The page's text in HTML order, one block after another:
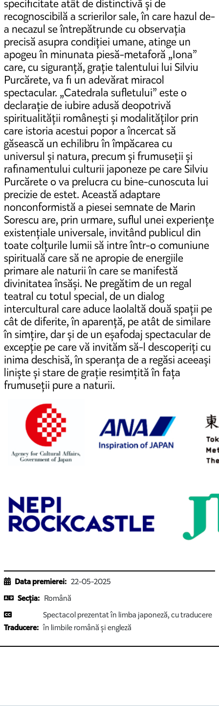
specificitate atât de distinctivă și de
recognoscibilă a scrierilor sale, în care hazul de-
a necazul se întrepătrunde cu observația
precisă asupra condiției umane, atinge un
apogeu în minunata piesă-metaforă „Iona”
care, cu siguranță, grație talentului lui Silviu
Purcărete, va fi un adevărat miracol
spectacular. „Catedrala sufletului” este o
declarație de iubire adusă deopotrivă
spiritualității românești și modalităților prin
care istoria acestui popor a încercat să
găsească un echilibru în împăcarea cu
universul și natura, precum și frumuseții și
rafinamentului culturii japoneze pe care Silviu
Purcărete o va prelucra cu bine-cunoscuta lui
precizie de estet. Această adaptare
nonconformistă a piesei semnate de Marin
Sorescu are, prin urmare, suflul unei experiențe
existențiale universale, invitând publicul din
toate colțurile lumii să intre într-o comuniune
spirituală care să ne apropie de energiile
primare ale naturii în care se manifestă
divinitatea însăși. Ne pregătim de un regal
teatral cu totul special, de un dialog
intercultural care aduce laolaltă două spații pe
cât de diferite, în aparență, pe atât de similare
în simțire, dar și de un eșafodaj spectacular de
excepție pe care vă invităm să-l descoperiți cu
inima deschisă, în speranța de a regăsi aceeași
liniște și stare de grație resimțită în fața
frumuseții pure a naturii.
Data premierei: 22-05-2025
Secția: Română
Traducere:
Spectacol prezentat în limba japoneză, cu traducere
în limbile română și engleză